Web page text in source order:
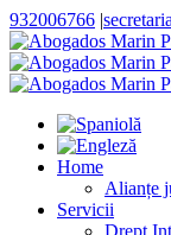
Skip
to
content
932006766 |
Facebook
LinkedIn
Instagram
Home
Alianțe
Servicii
Drept